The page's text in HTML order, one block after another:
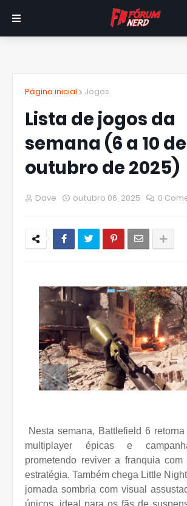
Página inicial Jogos
Lista de jogos da
semana (6 a 10 de
outubro de 2025)
Dave outubro 06, 2025 0
Nesta semana, Battlefield 6
multiplayer épicas e
prometendo reviver a franquia
estratégia. Também chega Little
jornada sombria com visual
únicos, ideal para os fãs de